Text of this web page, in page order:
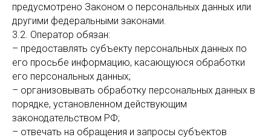
предусмотрено Законом о персональных данных или
другими федеральными законами.
3.2. Оператор обязан:
– предоставлять субъекту персональных данных по
его просьбе информацию, касающуюся обработки
его персональных данных;
– организовывать обработку персональных данных в
порядке, установленном действующим
законодательством РФ;
– отвечать на обращения и запросы субъектов